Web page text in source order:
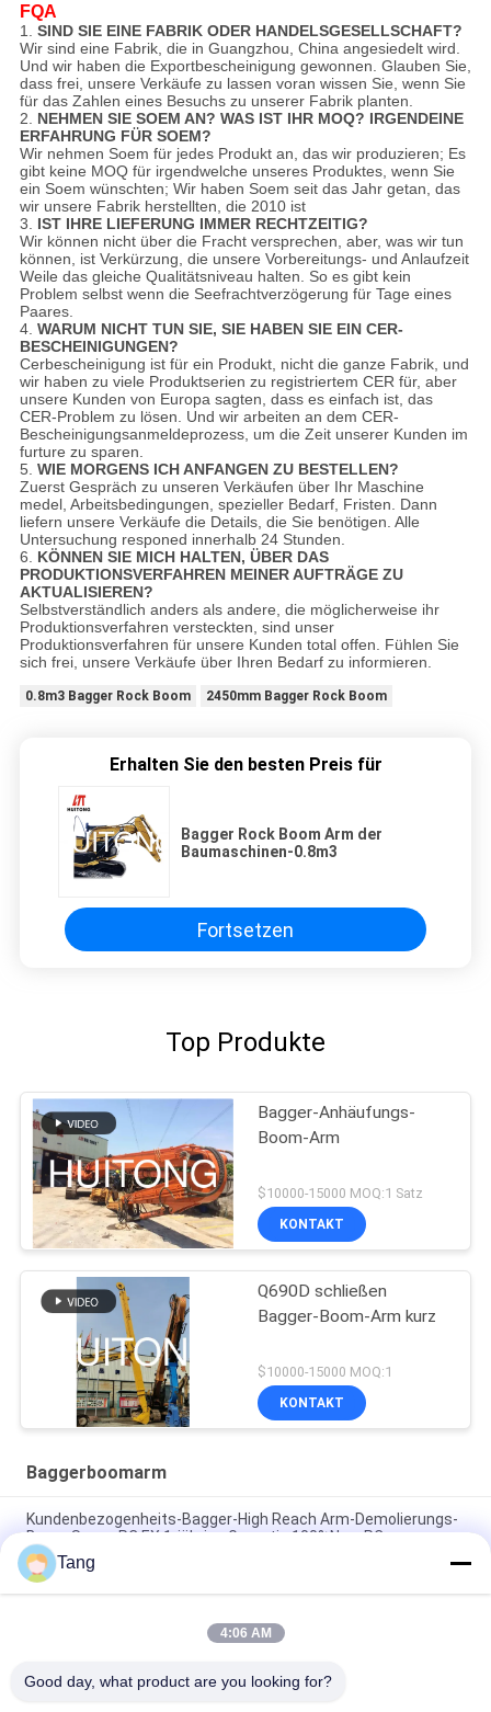
FQA
1. SIND SIE EINE FABRIK ODER HANDELSGESELLSCHAFT?
Wir sind eine Fabrik, die in Guangzhou, China angesiedelt wird.
Und wir haben die Exportbescheinigung gewonnen. Glauben Sie,
dass frei, unsere Verkäufe zu lassen voran wissen Sie, wenn Sie
für das Zahlen eines Besuchs zu unserer Fabrik planten.
2. NEHMEN SIE SOEM AN? WAS IST IHR MOQ? IRGENDEINE
ERFAHRUNG FÜR SOEM?
Wir nehmen Soem für jedes Produkt an, das wir produzieren; Es
gibt keine MOQ für irgendwelche unseres Produktes, wenn Sie
ein Soem wünschten; Wir haben Soem seit das Jahr getan, das
wir unsere Fabrik herstellten, die 2010 ist
3. IST IHRE LIEFERUNG IMMER RECHTZEITIG?
Wir können nicht über die Fracht versprechen, aber, was wir tun
können, ist Verkürzung, die unsere Vorbereitungs- und Anlaufzeit
Weile das gleiche Qualitätsniveau halten. So es gibt kein
Problem selbst wenn die Seefrachtverzögerung für Tage eines
Paares.
4. WARUM NICHT TUN SIE, SIE HABEN SIE EIN CER-
BESCHEINIGUNGEN?
Cerbescheinigung ist für ein Produkt, nicht die ganze Fabrik, und
wir haben zu viele Produktserien zu registriertem CER für, aber
unsere Kunden von Europa sagten, dass es einfach ist, das
CER-Problem zu lösen. Und wir arbeiten an dem CER-
Bescheinigungsanmeldeprozess, um die Zeit unserer Kunden im
furture zu sparen.
5. WIE MORGENS ICH ANFANGEN ZU BESTELLEN?
Zuerst Gespräch zu unseren Verkäufen über Ihr Maschine
medel, Arbeitsbedingungen, spezieller Bedarf, Fristen. Dann
liefern unsere Verkäufe die Details, die Sie benötigen. Alle
Untersuchung responed innerhalb 24 Stunden.
6. KÖNNEN SIE MICH HALTEN, ÜBER DAS
PRODUKTIONSVERFAHREN MEINER AUFTRÄGE ZU
AKTUALISIEREN?
Selbstverständlich anders als andere, die möglicherweise ihr
Produktionsverfahren versteckten, sind unser
Produktionsverfahren für unsere Kunden total offen. Fühlen Sie
sich frei, unsere Verkäufe über Ihren Bedarf zu informieren.
0.8m3 Bagger Rock Boom 2450mm Bagger Rock Boom
Erhalten Sie den besten Preis für
Bagger Rock Boom Arm der
Baumaschinen-0.8m3
Fortsetzen
Top Produkte
Bagger-Anhäufungs-
Boom-Arm
$10000-15000 MOQ:1 Satz
KONTAKT
Q690D schließen
Bagger-Boom-Arm kurz
$10000-15000 MOQ:1
KONTAKT
Baggerboomarm
Kundenbezogenheits-Bagger-High Reach Arm-Demolierungs-
Boom Soem-PC EX 1-jährige Garantie 100%New PC
Boom der Bau-Zubehör-langen Strecke für Stapel-treibende
Spundwand
Boom-Arm der Kundenbezogenheits-langen Strecke für
Tang
4:06 AM
Good day, what product are you looking for?